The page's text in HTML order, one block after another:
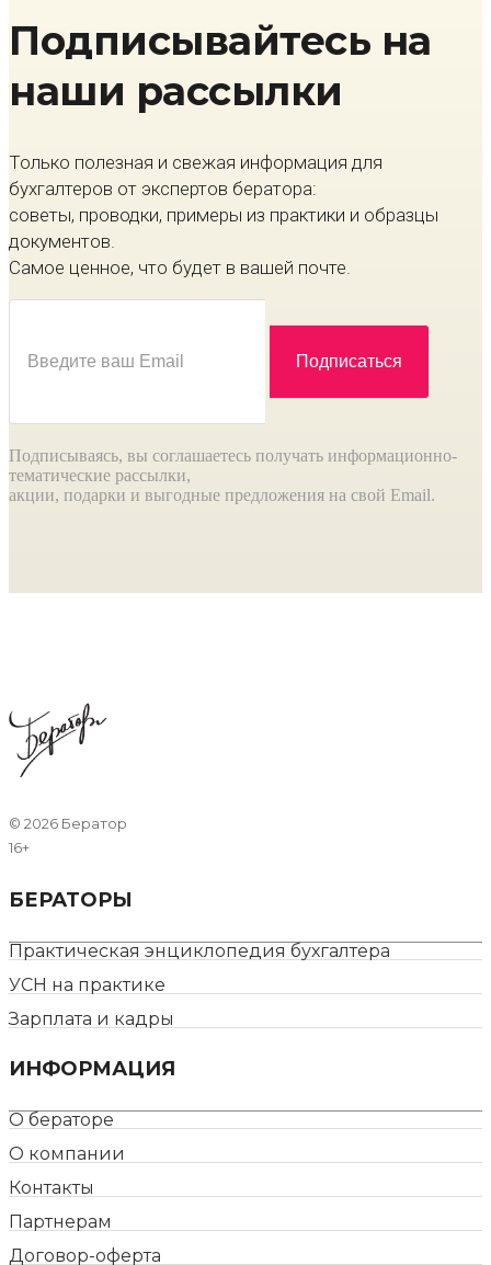
Подписывайтесь на
наши рассылки
Только полезная и свежая информация для
бухгалтеров от экспертов бератора:
советы, проводки, примеры из практики и образцы
документов.
Самое ценное, что будет в вашей почте.
Подписываясь, вы соглашаетесь получать информационно-
тематические рассылки,
акции, подарки и выгодные предложения на свой Email.
© 2026 Бератор
16+
БЕРАТОРЫ
Практическая энциклопедия бухгалтера
УСН на практике
Зарплата и кадры
ИНФОРМАЦИЯ
О бераторе
О компании
Контакты
Партнерам
Договор-оферта